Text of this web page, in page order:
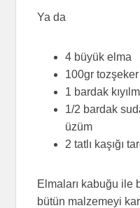
Ya da
4 büyük elma
100gr tozşeker
1 bardak
1/2 bardak
üzüm
2 tatlı kaşığı
Elmaları kabuğu ile
bütün malzemeyi